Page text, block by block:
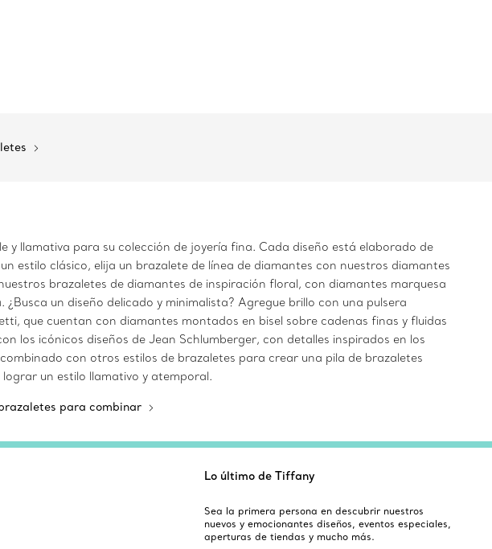
y llamativa para su colección de joyería fina. Cada diseño está elaborado de
estilo clásico, elija un brazalete de línea de diamantes con nuestros diamantes
brazaletes de diamantes de inspiración floral, con diamantes marquesa
un diseño delicado y minimalista? Agregue brillo con una pulsera
que cuentan con diamantes montados en bisel sobre cadenas finas y fluidas
los icónicos diseños de Jean Schlumberger, con detalles inspirados en los
con otros estilos de brazaletes para crear una pila de brazaletes
un estilo llamativo y atemporal.
para combinar
Lo último de Tiffany
Sea la primera persona en descubrir nuestros
nuevos y emocionantes diseños, eventos especiales,
aperturas de tiendas y mucho más.